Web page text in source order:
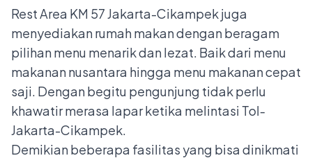
Rest Area KM 57 Jakarta-Cikampek juga
menyediakan rumah makan dengan beragam
pilihan menu menarik dan lezat. Baik dari menu
makanan nusantara hingga menu makanan cepat
saji. Dengan begitu pengunjung tidak perlu
khawatir merasa lapar ketika melintasi Tol-
Jakarta-Cikampek.
Demikian beberapa fasilitas yang bisa dinikmati